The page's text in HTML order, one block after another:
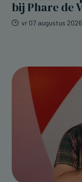
bij Phare de
vr 07 augustus